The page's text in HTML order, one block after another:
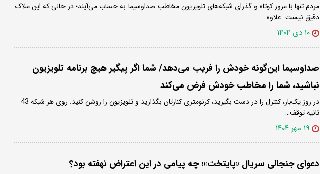
مردم تنها با مرور کوتاه و گذرای شبکه‌های تلویزیون مخاطب صداوسیما به حساب می‌آیند؛ در حالی که این ملاک
دقیق نیست. علاوه…
۱۰ دی ۱۴۰۴
صداوسیما این‌گونه خودش را فریب می‌دهد/ شما اگر پیگیر هیچ برنامه تلویزیون
نباشید، شما را مخاطب خودش فرض می‌کند
در روز یک‌بار، کنترل را در دست بگیرید، کرنومتری کنارتان بگذارید و تلویزیون را روشن کنید. روی هر شبکه 43
ثانیه توقف…
۱۹ مهر ۱۴۰۴
دعوای جنجالی سریال «پایتخت»؛ چه پیامی در این اعتراض نهفته بود؟